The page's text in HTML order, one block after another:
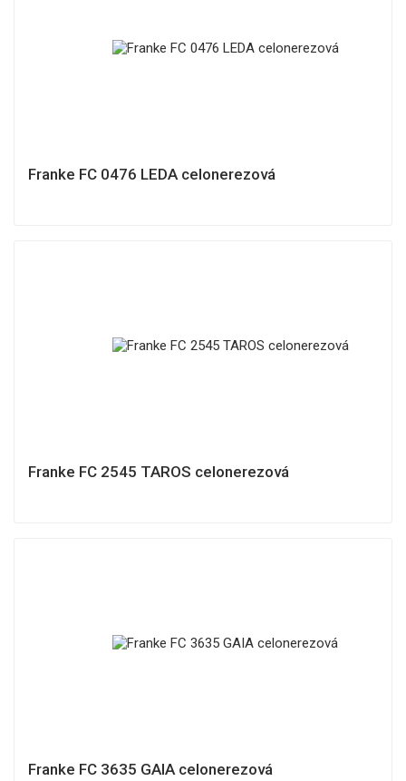
Franke FC 0476 LEDA celonerezová
Franke FC 2545 TAROS celonerezová
Franke FC 3635 GAIA celonerezová